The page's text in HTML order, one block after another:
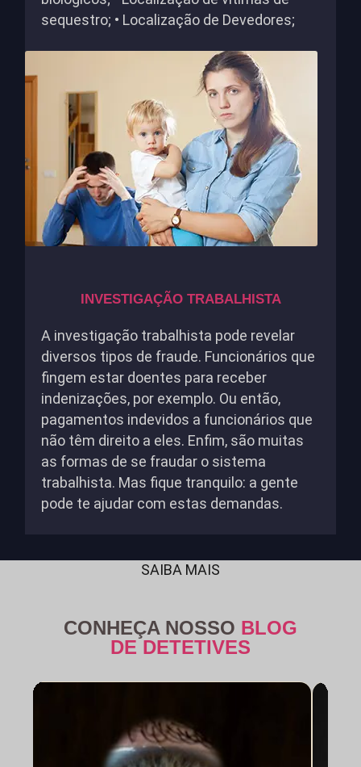
sequestro; • Localização de Devedores;
INVESTIGAÇÃO TRABALHISTA
A investigação trabalhista pode revelar
diversos tipos de fraude. Funcionários que
fingem estar doentes para receber
indenizações, por exemplo. Ou então,
pagamentos indevidos a funcionários que
não têm direito a eles. Enfim, são muitas
as formas de se fraudar o sistema
trabalhista. Mas fique tranquilo: a gente
pode te ajudar com estas demandas.
SAIBA MAIS
CONHEÇA NOSSO BLOG
DE DETETIVES